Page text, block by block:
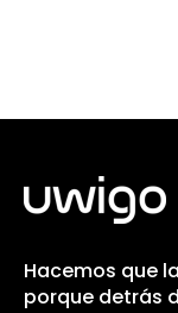
Hacemos que
porque detrás